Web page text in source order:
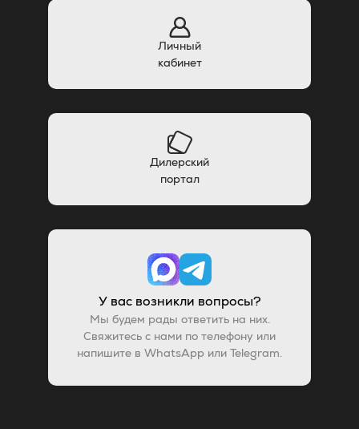
Личный
кабинет
Дилерский
портал
У вас возникли вопросы?
Мы будем рады ответить на них.
Свяжитесь с нами по телефону или
напишите в WhatsApp или Telegram.